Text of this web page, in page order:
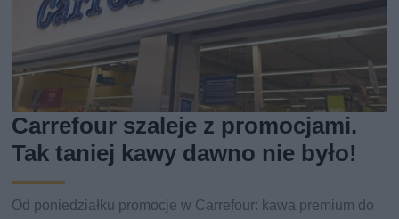
Carrefour szaleje z promocjami.
Tak taniej kawy dawno nie było!
Od poniedziałku promocje w Carrefour: kawa premium do